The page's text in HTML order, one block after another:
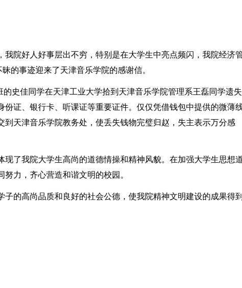
我院好人好事层出不穷，特别是在大学生中亮点频闪，我院经济
的事迹迎来了天津音乐学院的感谢信。
史佳同学在天津工业大学拾到天津音乐学院管理系王磊同学遗失
份证、银行卡、听课证等重要证件。仅仅凭借钱包中提供的微薄
到天津音乐学院教务处，使丢失钱物完璧归赵，失主表示万分感
现了我院大学生高尚的道德情操和精神风貌。在加强大学生思想
力，齐心营造和谐文明的校园。
子的高尚品质和良好的社会公德，使我院精神文明建设的成果得到